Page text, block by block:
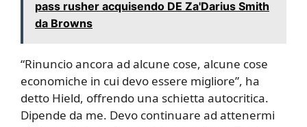
pass rusher acquisendo DE Za'Darius Smith
da Browns
“Rinuncio ancora ad alcune cose, alcune cose
economiche in cui devo essere migliore”, ha
detto Hield, offrendo una schietta autocritica.
Dipende da me. Devo continuare ad attenermi